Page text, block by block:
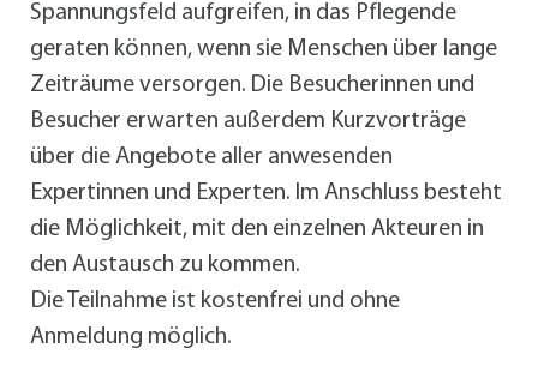
Spannungsfeld aufgreifen, in das Pflegende
geraten können, wenn sie Menschen über lange
Zeiträume versorgen. Die Besucherinnen und
Besucher erwarten außerdem Kurzvorträge
über die Angebote aller anwesenden
Expertinnen und Experten. Im Anschluss besteht
die Möglichkeit, mit den einzelnen Akteuren in
den Austausch zu kommen.
Die Teilnahme ist kostenfrei und ohne
Anmeldung möglich.